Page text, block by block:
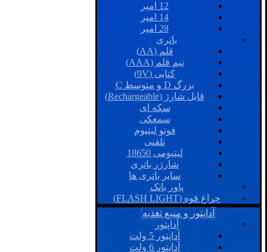
12 امپر
14 امپر
28 امپر
باتری
قلم (AA)
نیم قلم (AAA)
کتابی (9V)
بزرگ D و متوسط C
قابل شارژ (Rechargeable)
سکه ای
سمعکی
فوتو لیتیوم
تلفنی
لیتیومی 18650
شارژر باتری
سایر باتری ها
پاور بانک
چراغ قوه (FLASH LIGHT)
آداپتور و منبع تغذیه
آداپتور
آداپتور 5 ولت
آداپتور 6 ولت